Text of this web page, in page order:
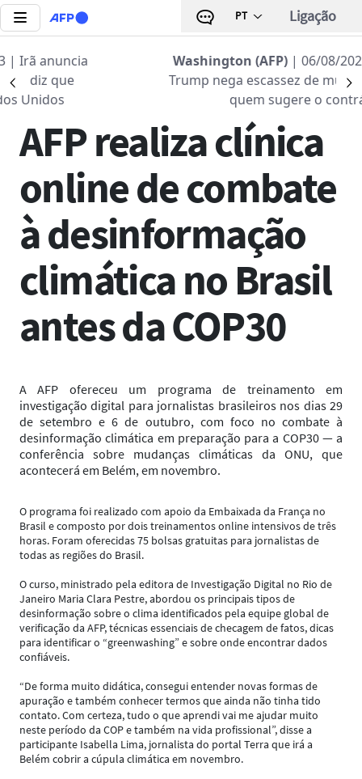
Passar para o conteúdo principal PT Ligação
Précédent
Washington (AFP) | 06/08/2026 - 11:10:23
Trump nega escassez de munições e
quem sugere o contrário
Voltar à lista
09 OUT 2025 - 15:00
AFP realiza clínica
online de combate
à desinformação
climática no Brasil
antes da COP30
A AFP ofereceu um programa de treinamento em
investigação digital para jornalistas brasileiros nos dias 29
de setembro e 6 de outubro, com foco no combate à
desinformação climática em preparação para a COP30 — a
conferência sobre mudanças climáticas da ONU, que
acontecerá em Belém, em novembro.
O programa foi realizado com apoio da Embaixada da França no
Brasil e composto por dois treinamentos online intensivos de três
horas. Foram oferecidas 75 bolsas gratuitas para jornalistas de
todas as regiões do Brasil.
O curso, ministrado pela editora de Investigação Digital no Rio de
Janeiro Maria Clara Pestre, abordou os principais tipos de
desinformação sobre o clima identificados pela equipe global de
verificação da AFP, técnicas essenciais de checagem de fatos, dicas
para identificar o “greenwashing” e sobre onde encontrar dados
confiáveis.
“De forma muito didática, consegui entender novas formas de
apuração e também conhecer termos que ainda não tinha tido
contato. Com certeza, tudo o que aprendi vai me ajudar muito
neste período da COP e também na vida profissional”, disse a
participante Isabella Lima, jornalista do portal Terra que irá a
Belém cobrir a cúpula climática em novembro.